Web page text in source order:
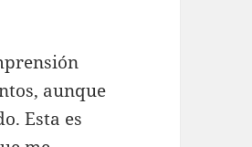
aunque
Esta es